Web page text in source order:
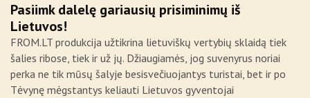
Pasiimk dalelę gariausių prisiminimų iš
Lietuvos!
FROM.LT produkcija užtikrina lietuviškų vertybių sklaidą tiek
šalies ribose, tiek ir už jų. Džiaugiamės, jog suvenyrus noriai
perka ne tik mūsų šalyje besisvečiuojantys turistai, bet ir po
Tėvynę mėgstantys keliauti Lietuvos gyventojai